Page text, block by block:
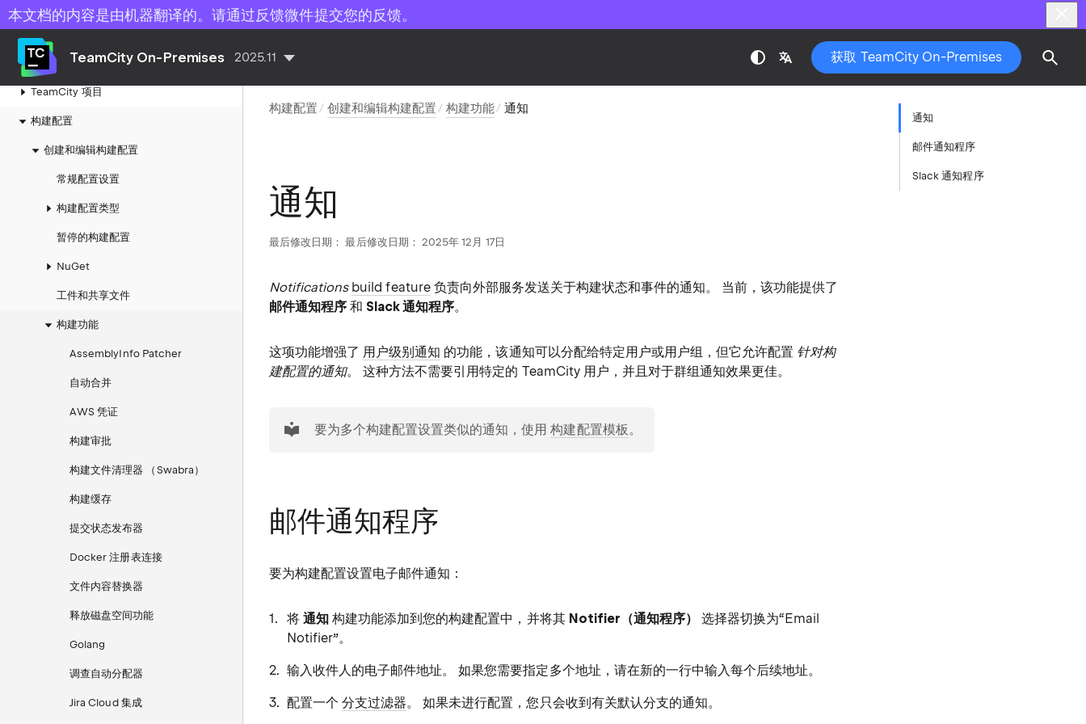
本文档的内容是由机器翻译的。请通过反馈微件提交您的反馈。
TeamCity On-Premises 2025.11 获取 TeamCity On-Premises
系统管理
TeamCity 项目
构建配置
创建和编辑构建配置
常规配置设置
构建配置类型
暂停的构建配置
NuGet
工件和共享文件
构建功能
AssemblyInfo Patcher
自动合并
AWS 凭证
构建审批
构建文件清理器 （Swabra）
构建缓存
提交状态发布器
Docker 注册表连接
文件内容替换器
释放磁盘空间功能
Golang
调查自动分配器
Jira Cloud 集成
构建配置 创建和编辑构建配置 构建功能 通知
通知
最后修改日期： 最后修改日期： 2025年 12月 17日
Notifications build feature负责向外部服务发送关于构建状态和事件的通知。 当前，该功能提供了
邮件通知程序 和 Slack 通知程序。
这项功能增强了 用户级别通知 的功能，该通知可以分配给特定用户或用户组，但它允许配置 针对构
建配置的通知。 这种方法不需要引用特定的 TeamCity 用户，并且对于群组通知效果更佳。
要为多个构建配置设置类似的通知，使用构建配置模板。
邮件通知程序
要为构建配置设置电子邮件通知：
将通知 构建功能添加到您的构建配置中，并将其 Notifier（通知程序）
选择器切换为“Email
Notifier”。
输入收件人的电子邮件地址。 如果您需要指定多个地址，请在新的一行中输入每个后续地址。
配置一个分支过滤器。 如果未进行配置，您只会收到有关默认分支的通知。
通知
邮件通知程序
Slack 通知程序